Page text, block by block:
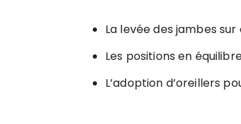
La levée des jambes
Les positions en
L’adoption d’oreillers